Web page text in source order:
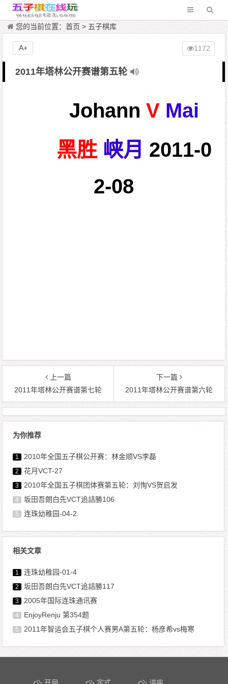
您的当前位置：首页 > 五子棋库
2011年塔林公开赛谱第五轮
Johann V Mai
黑胜 峡月 2011-0
2-08
1172
A+
上一篇
2011年塔林公开赛谱第七轮
下一篇
2011年塔林公开赛谱第六轮
为你推荐
1 2010年全国五子棋公开赛：林金顺VS李磊
2 花月VCT-27
3 2010年全国五子棋团体赛第五轮：刘恂VS贺启发
4 坂田吾朗白先VCT追詰勝106
5 连珠幼稚园-04-2
相关文章
1 连珠幼稚园-01-4
2 坂田吾朗白先VCT追詰勝117
3 2005年国际连珠通讯赛
4 EnjoyRenju 第354题
5 2011年智运会五子棋个人赛男A第五轮：杨彦希vs梅寒
文章导航